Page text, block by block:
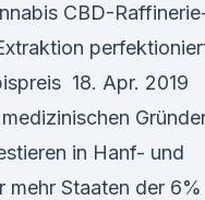
CBD-
18. Apr. 2019
in Hanf- und
mehr Staaten der 6%